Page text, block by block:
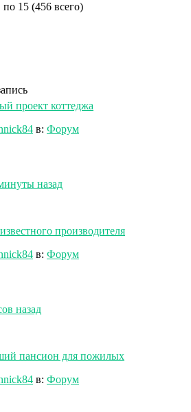
15 (456 всего)
проект коттеджа
в: Форум
назад
производителя
в: Форум
назад
пансион для пожилых
в: Форум